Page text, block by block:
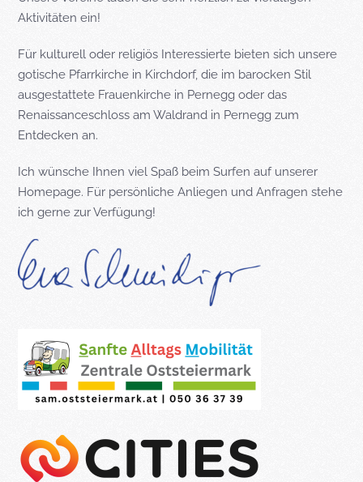
Aktivitäten ein!
Für kulturell oder religiös Interessierte bieten sich unsere
gotische Pfarrkirche in Kirchdorf, die im barocken Stil
ausgestattete Frauenkirche in Pernegg oder das
Renaissanceschloss am Waldrand in Pernegg zum
Entdecken an.
Ich wünsche Ihnen viel Spaß beim Surfen auf unserer
Homepage. Für persönliche Anliegen und Anfragen stehe
ich gerne zur Verfügung!